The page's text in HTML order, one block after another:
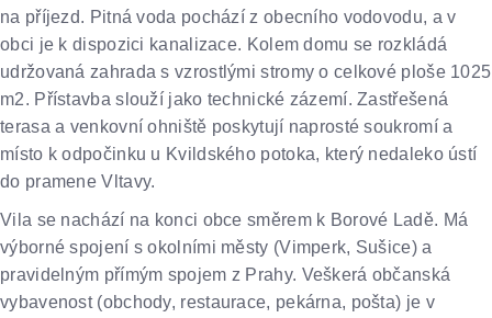
na příjezd. Pitná voda pochází z obecního vodovodu, a v
obci je k dispozici kanalizace. Kolem domu se rozkládá
udržovaná zahrada s vzrostlými stromy o celkové ploše 1025
m2. Přístavba slouží jako technické zázemí. Zastřešená
terasa a venkovní ohniště poskytují naprosté soukromí a
místo k odpočinku u Kvildského potoka, který nedaleko ústí
do pramene Vltavy.
Vila se nachází na konci obce směrem k Borové Ladě. Má
výborné spojení s okolními městy (Vimperk, Sušice) a
pravidelným přímým spojem z Prahy. Veškerá občanská
vybavenost (obchody, restaurace, pekárna, pošta) je v